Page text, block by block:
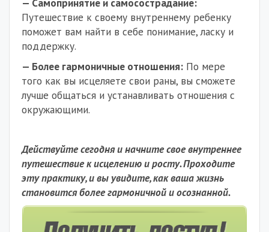
Путешествие к своему внутреннему ребенку
поможет вам найти в себе понимание, ласку и
поддержку.
— Более гармоничные отношения: По мере
того как вы исцеляете свои раны, вы сможете
лучше общаться и устанавливать отношения с
окружающими.
Действуйте сегодня и начните свое внутреннее
путешествие к исцелению и росту. Проходите
эту практику, и вы увидите, как ваша жизнь
становится более гармоничной и осознанной.